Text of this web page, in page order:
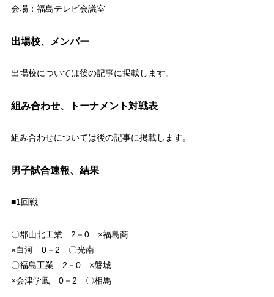
会場：福島テレビ会議室
出場校、メンバー
出場校については後の記事に掲載します。
組み合わせ、トーナメント対戦表
組み合わせについては後の記事に掲載します。
男子試合速報、結果
■1回戦
〇郡山北工業 2－0 ×福島商
×白河 0－2 〇光南
〇福島工業 2－0 ×磐城
×会津学鳳 0－2 〇相馬